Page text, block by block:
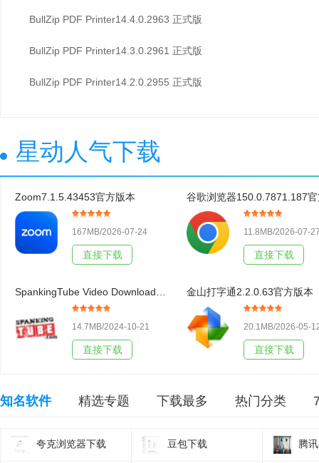
BullZip PDF Printer14.4.0.2963 正式版
BullZip PDF Printer14.3.0.2961 正式版
BullZip PDF Printer14.2.0.2955 正式版
星动人气下载
Zoom7.1.5.43453官方版本
167MB/2026-07-24
直接下载
11.8MB/2026-07-
直接下载
14.7MB/2024-10-21
直接下载
金山打字通2.2.0.63官方版本
20.1MB/2026-05-
直接下载
知名软件 精选专题 下载最多 热门分类
夸克浏览器下载 豆包下载 腾